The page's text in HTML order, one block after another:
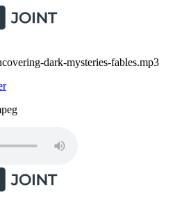
dark-mysteries-fables.mp3